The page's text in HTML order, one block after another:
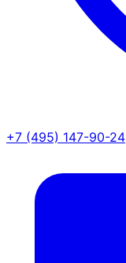
+7 (495) 147-90-24